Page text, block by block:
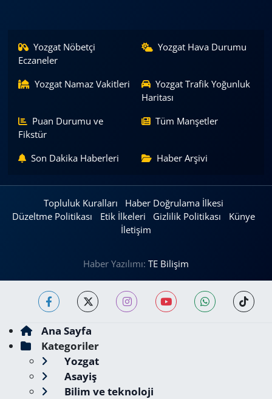
Yozgat Nöbetçi
Eczaneler
Yozgat Hava Durumu
Yozgat Namaz Vakitleri
Yozgat Trafik Yoğunluk
Haritası
Puan Durumu ve
Fikstür
Tüm Manşetler
Son Dakika Haberleri Haber Arşivi
Topluluk Kuralları
Haber Doğrulama İlkesi
Düzeltme Politikası
Etik İlkeleri Gizlilik Politikası
Künye
İletişim
Haber Yazılımı: TE Bilişim
Ana Sayfa
Kategoriler
Yozgat
Asayiş
Bilim ve teknoloji